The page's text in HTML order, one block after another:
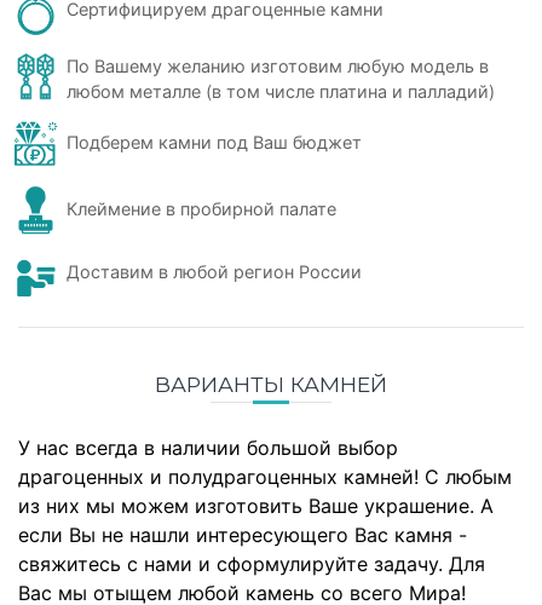
Сертифицируем драгоценные камни
По Вашему желанию изготовим любую модель в
любом металле (в том числе платина и палладий)
Подберем камни под Ваш бюджет
Клеймение в пробирной палате
Доставим в любой регион России
ВАРИАНТЫ КАМНЕЙ
У нас всегда в наличии большой выбор
драгоценных и полудрагоценных камней! С любым
из них мы можем изготовить Ваше украшение. А
если Вы не нашли интересующего Вас камня -
свяжитесь с нами и сформулируйте задачу. Для
Вас мы отыщем любой камень со всего Мира!